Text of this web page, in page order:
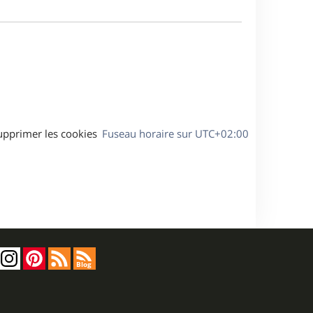
Fuseau horaire sur UTC+02:00
les cookies